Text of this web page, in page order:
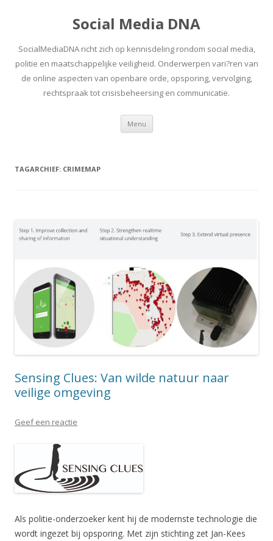
Social Media DNA
SocialMediaDNA richt zich op kennisdeling rondom social media,
politie en maatschappelijke veiligheid. Onderwerpen vari?ren van
de online aspecten van openbare orde, opsporing, vervolging,
rechtspraak tot crisisbeheersing en communicatie.
Menu Spring
inhoud
TAGARCHIEF: CRIMEMAP
Sensing Clues: Van wilde natuur naar
veilige omgeving
Geef een reactie
Als politie-onderzoeker kent hij de modernste technologie die
wordt ingezet bij opsporing. Met zijn stichting zet Jan-Kees